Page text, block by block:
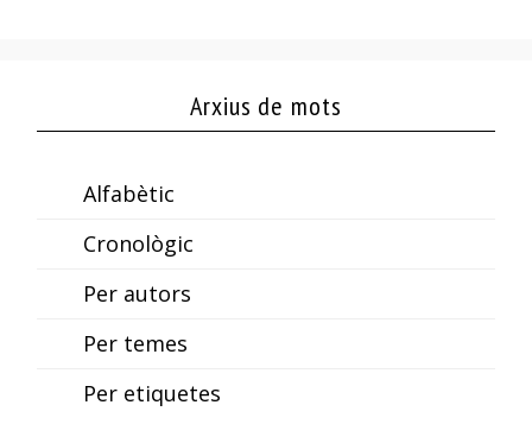
Arxius de mots
Alfabètic
Cronològic
Per autors
Per temes
Per etiquetes